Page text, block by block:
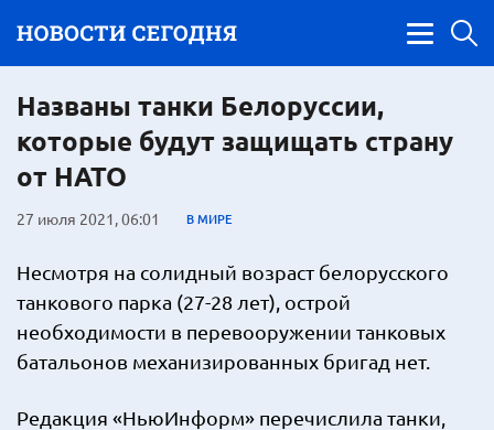
Названы танки Белоруссии,
которые будут защищать страну
от НАТО
27 июля 2021, 06:01 В МИРЕ
Несмотря на солидный возраст белорусского
танкового парка (27-28 лет), острой
необходимости в перевооружении танковых
батальонов механизированных бригад нет.
Редакция «НьюИнформ» перечислила танки,